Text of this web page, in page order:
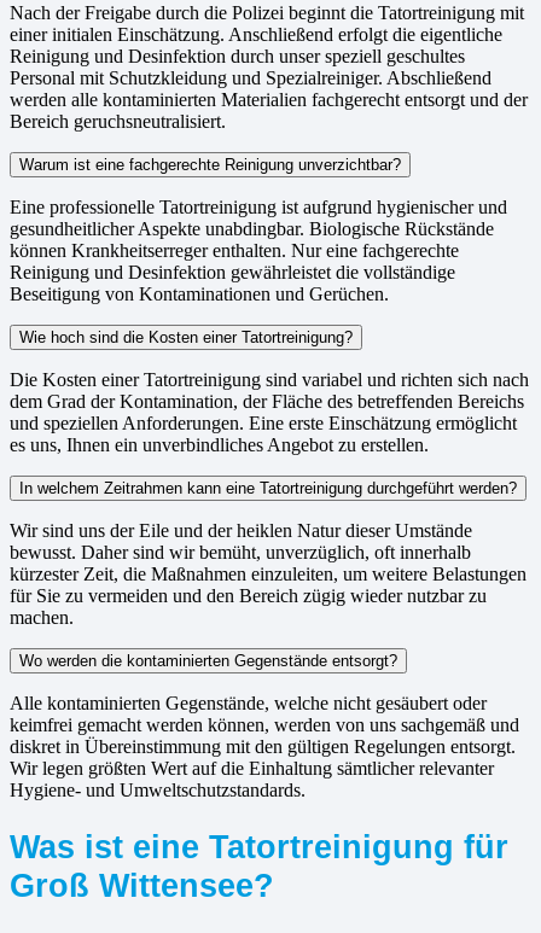
Nach der Freigabe durch die Polizei beginnt die Tatortreinigung mit
einer initialen Einschätzung. Anschließend erfolgt die eigentliche
Reinigung und Desinfektion durch unser speziell geschultes
Personal mit Schutzkleidung und Spezialreiniger. Abschließend
werden alle kontaminierten Materialien fachgerecht entsorgt und der
Bereich geruchsneutralisiert.
Warum ist eine fachgerechte Reinigung unverzichtbar?
Eine professionelle Tatortreinigung ist aufgrund hygienischer und
gesundheitlicher Aspekte unabdingbar. Biologische Rückstände
können Krankheitserreger enthalten. Nur eine fachgerechte
Reinigung und Desinfektion gewährleistet die vollständige
Beseitigung von Kontaminationen und Gerüchen.
Wie hoch sind die Kosten einer Tatortreinigung?
Die Kosten einer Tatortreinigung sind variabel und richten sich nach
dem Grad der Kontamination, der Fläche des betreffenden Bereichs
und speziellen Anforderungen. Eine erste Einschätzung ermöglicht
es uns, Ihnen ein unverbindliches Angebot zu erstellen.
In welchem Zeitrahmen kann eine Tatortreinigung durchgeführt werden?
Wir sind uns der Eile und der heiklen Natur dieser Umstände
bewusst. Daher sind wir bemüht, unverzüglich, oft innerhalb
kürzester Zeit, die Maßnahmen einzuleiten, um weitere Belastungen
für Sie zu vermeiden und den Bereich zügig wieder nutzbar zu
machen.
Wo werden die kontaminierten Gegenstände entsorgt?
Alle kontaminierten Gegenstände, welche nicht gesäubert oder
keimfrei gemacht werden können, werden von uns sachgemäß und
diskret in Übereinstimmung mit den gültigen Regelungen entsorgt.
Wir legen größten Wert auf die Einhaltung sämtlicher relevanter
Hygiene- und Umweltschutzstandards.
Was ist eine Tatortreinigung für
Groß Wittensee?